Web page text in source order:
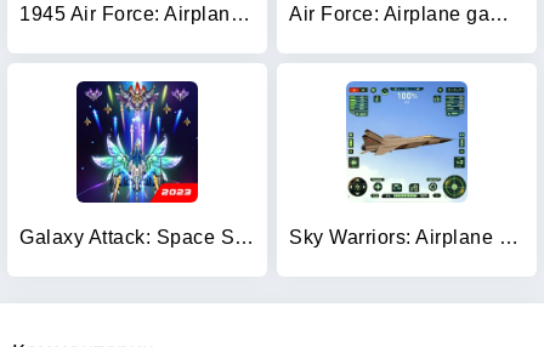
1945 Air Force: Airplane games Air Force: Airplane games
Galaxy Attack: Space Shooter Sky Warriors: Airplane Games